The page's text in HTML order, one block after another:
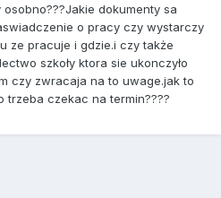
dokumenty sa
o pracy czy wystarczy
ze pracuje i gdzie.i czy także
szkoły ktora sie ukonczyło
czy zwracaja na to uwage.jak to
trzeba czekac na termin????